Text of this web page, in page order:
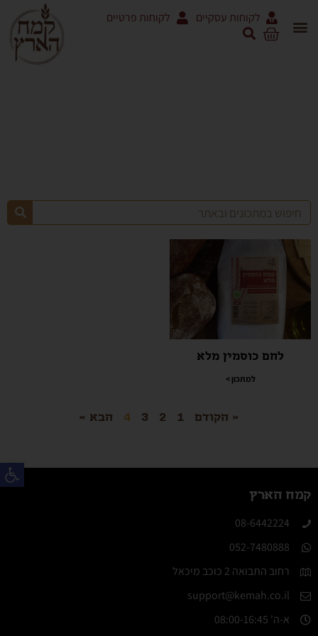
לקוחות עסקיים לקוחות פרטיים
לחם כוסמין מלא
למתכון >
« הקודם 1
2
3
4 הבא »
קמח הארץ
08-6442224​
052-7480888
רחוב התבואה 2 כוכב מיכאל
support@kemah.co.il
א-ה' 08:00-16:45​